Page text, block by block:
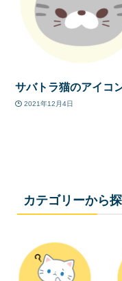
サバトラ猫のアイコ
2021年12月4日
カテゴリーから